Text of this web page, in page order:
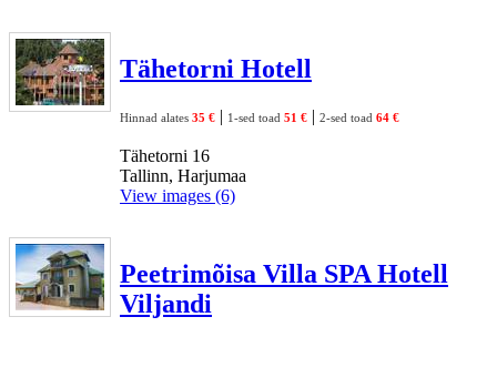
Tähetorni Hotell
Hinnad alates 35 € | 1-sed toad 51 € | 2-sed toad 64 €
Tähetorni 16
Tallinn, Harjumaa
View images (6)
Peetrimõisa Villa SPA Hotell
Viljandi